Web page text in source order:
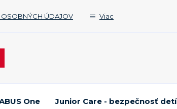
OSOBNÝCH ÚDAJOV Viac
One Junior Care - bezpečnosť detí